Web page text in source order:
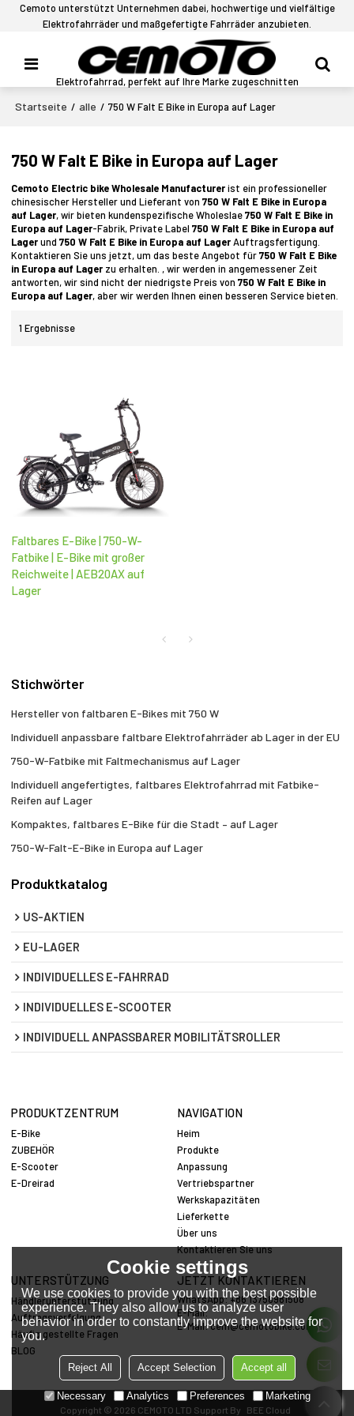
Cemoto unterstützt Unternehmen dabei, hochwertige und vielfältige
Elektrofahrräder und maßgefertigte Fahrräder anzubieten.
Elektrofahrrad, perfekt auf Ihre Marke zugeschnitten
Startseite / alle / 750 W Falt E Bike in Europa auf Lager
750 W Falt E Bike in Europa auf Lager
Cemoto Electric bike Wholesale Manufacturerist ein professioneller
chinesischer Hersteller und Lieferant von750 W Falt E Bike in Europa
auf Lager, wir bieten kundenspezifische Wholeslae750 W Falt E Bike in
Europa auf Lager-Fabrik, Private Label750 W Falt E Bike in Europa auf
Lagerund750 W Falt E Bike in Europa auf LagerAuftragsfertigung.
Kontaktieren Sie uns jetzt, um das beste Angebot für750 W Falt E Bike
in Europa auf Lager zu erhalten. , wir werden in angemessener Zeit
antworten, wir sind nicht der niedrigste Preis von750 W Falt E Bike in
Europa auf Lager, aber wir werden Ihnen einen besseren Service bieten.
1 Ergebnisse
Faltbares E-Bike | 750-W-
Fatbike | E-Bike mit großer
Reichweite | AEB20AX auf
Lager
Stichwörter
Hersteller von faltbaren E-Bikes mit 750 W
Individuell anpassbare faltbare Elektrofahrräder ab Lager in der EU
750-W-Fatbike mit Faltmechanismus auf Lager
Individuell angefertigtes, faltbares Elektrofahrrad mit Fatbike-
Reifen auf Lager
Kompaktes, faltbares E-Bike für die Stadt – auf Lager
750-W-Falt-E-Bike in Europa auf Lager
Produktkatalog
US-AKTIEN
EU-LAGER
INDIVIDUELLES E-FAHRRAD
INDIVIDUELLES E-SCOOTER
INDIVIDUELL ANPASSBARER MOBILITÄTSROLLER
PRODUKTZENTRUM
E-Bike
ZUBEHÖR
E-Scooter
E-Dreirad
NAVIGATION
Heim
Produkte
Anpassung
Vertriebspartner
Werkskapazitäten
Lieferkette
Über uns
Kontaktieren Sie uns
UNTERSTÜTZUNG
Händlerunterstützung
Auftragsverfolgung
Häufig gestellte Fragen
BLOG
JETZT KONTAKTIEREN
WhatsApp: +86 13758981508
E-Mail:
E-Mail:cem@cemotobike.com
Copyright © 2026 CEMOTO LTD Support By BEE Cloud
Cookie settings
We use cookies to provide you with the best possible
experience. They also allow us to analyze user
behavior in order to constantly improve the website for
you.
Reject All Accept Selection Accept all
Necessary Analytics Preferences Marketing